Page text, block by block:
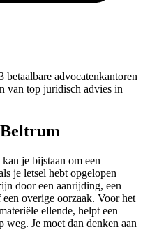
advocatenkantoren
van top juridisch advies in
Beltrum
je bijstaan om een
je letsel hebt opgelopen
door een aanrijding, een
overige oorzaak. Voor het
ellende, helpt een
weg. Je moet dan denken aan